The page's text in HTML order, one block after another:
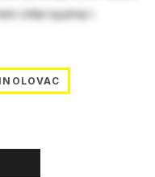
intervjuima i